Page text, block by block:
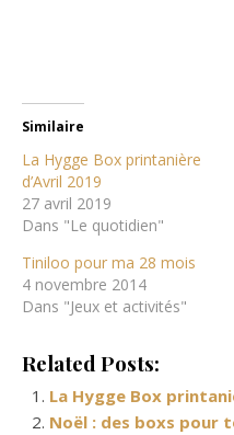
Similaire
La Hygge Box printanière
d’Avril 2019
27 avril 2019
Dans "Le quotidien"
Tiniloo pour ma 28 mois
4 novembre 2014
Dans "Jeux et activités"
Related Posts:
La Hygge Box
Noël : des boxs pour